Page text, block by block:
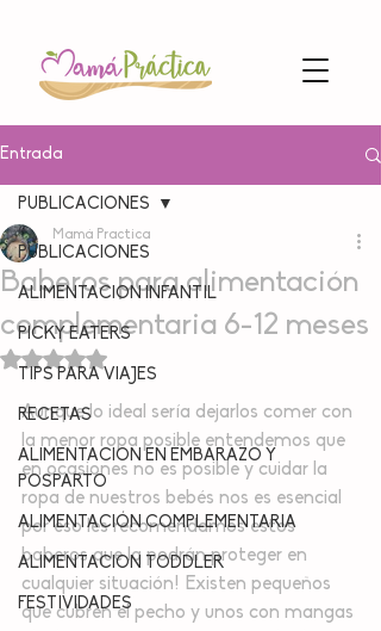
Entrada
PUBLICACIONES
ALIMENTACION INFANTIL
PICKY EATERS
TIPS PARA VIAJES
RECETAS
ALIMENTACION EN EMBARAZO Y
POSPARTO
ALIMENTACIÓN COMPLEMENTARIA
ALIMENTACION TODDLER
FESTIVIDADES
PUBLICACIONES
Baberos para alimentación
complementaria 6-12 meses
Mamá Practica
Obtuvo NaN de 5 estrellas.
Aunque lo ideal sería dejarlos comer con
la menor ropa posible entendemos que
en ocasiones no es posible y cuidar la
ropa de nuestros bebés nos es esencial
por eso les recomendamos estos
baberos que la podrán proteger en
cualquier situación! Existen pequeños
que cubren el pecho y unos con mangas